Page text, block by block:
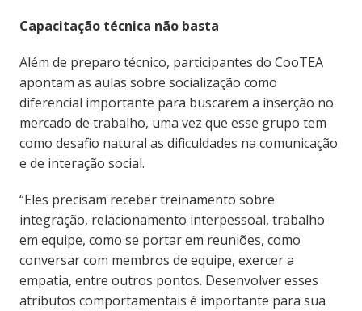
Capacitação técnica não basta
Além de preparo técnico, participantes do CooTEA
apontam as aulas sobre socialização como
diferencial importante para buscarem a inserção no
mercado de trabalho, uma vez que esse grupo tem
como desafio natural as dificuldades na comunicação
e de interação social.
“Eles precisam receber treinamento sobre
integração, relacionamento interpessoal, trabalho
em equipe, como se portar em reuniões, como
conversar com membros de equipe, exercer a
empatia, entre outros pontos. Desenvolver esses
atributos comportamentais é importante para sua